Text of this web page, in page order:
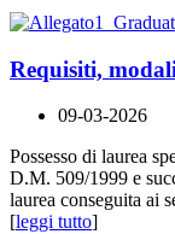
Requisiti,
09-03-2026
Possesso di laurea
D.M. 509/1999 e
laurea conseguita ai
[leggi tutto]